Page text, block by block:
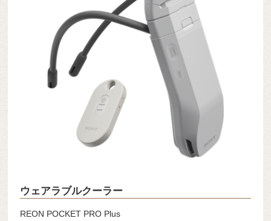
ウェアラブルクーラー
REON POCKET PRO Plus